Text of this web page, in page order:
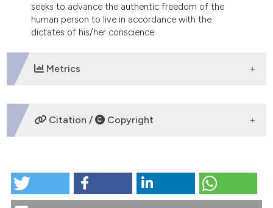
seeks to advance the authentic freedom of the
human person to live in accordance with the
dictates of his/her conscience.
Metrics
DOWNLOADS
Citation / Copyright
A reexamination of conscience protections in